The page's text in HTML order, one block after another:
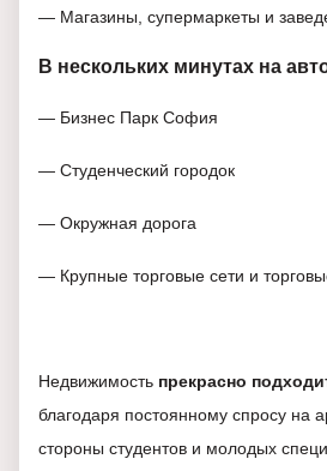
— Магазины, супермаркеты и
В нескольких минутах на
— Бизнес Парк София
— Студенческий городок
— Окружная дорога
— Крупные торговые сети и
Недвижимость прекрасно
благодаря постоянному спросу на
стороны студентов и молодых